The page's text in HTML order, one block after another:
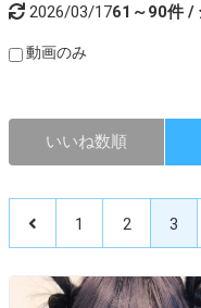
2026/03/1761～90件 /
動画のみ
いいね数順
1 2 3